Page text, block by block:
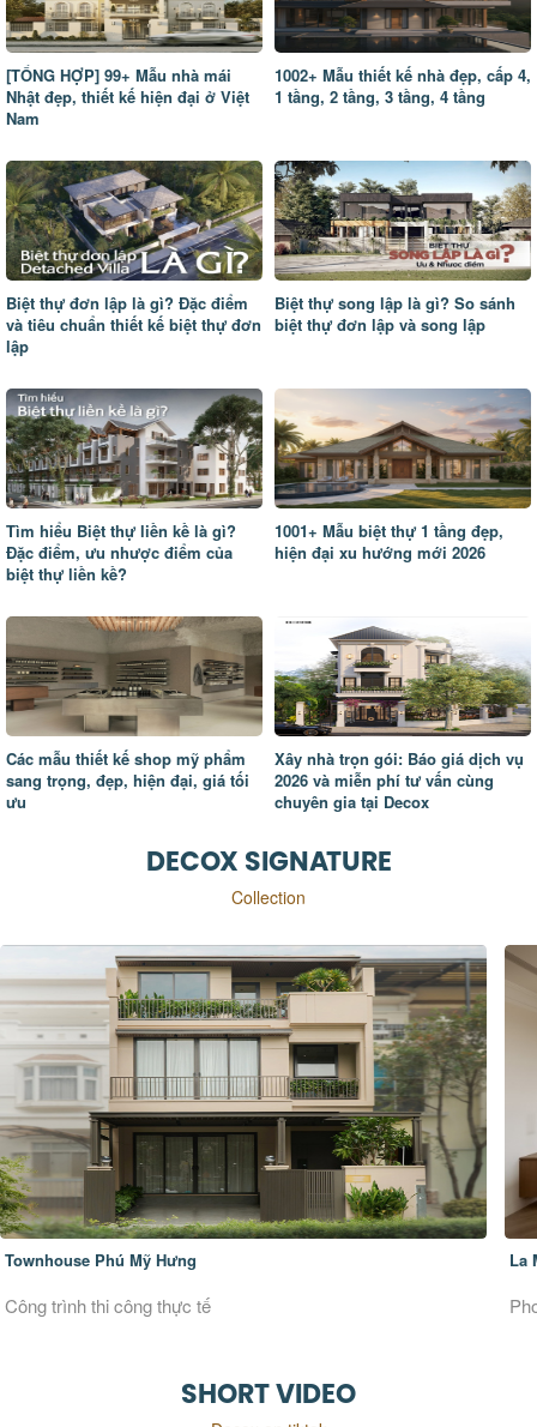
[TỔNG HỢP] 99+ Mẫu nhà mái
Nhật đẹp, thiết kế hiện đại ở Việt
Nam
1002+ Mẫu thiết kế nhà đẹp, cấp 4,
1 tầng, 2 tầng, 3 tầng, 4 tầng
Biệt thự đơn lập là gì? Đặc điểm
và tiêu chuẩn thiết kế biệt thự đơn
lập
Biệt thự song lập là gì? So sánh
biệt thự đơn lập và song lập
Tìm hiểu Biệt thự liền kề là gì?
Đặc điểm, ưu nhược điểm của
biệt thự liền kề?
1001+ Mẫu biệt thự 1 tầng đẹp,
hiện đại xu hướng mới 2026
Các mẫu thiết kế shop mỹ phẩm
sang trọng, đẹp, hiện đại, giá tối
ưu
Xây nhà trọn gói: Báo giá dịch vụ
2026 và miễn phí tư vấn cùng
chuyên gia tại Decox
DECOX SIGNATURE
Collection
Townhouse Phú Mỹ Hưng
Công trình thi công thực tế
La
SHORT VIDEO